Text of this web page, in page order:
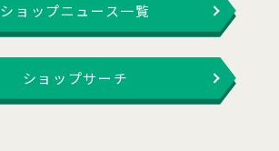
ショップニュース一覧
ショップサーチ